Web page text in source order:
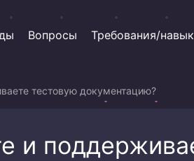
Вопросы Требования/
тестовую документацию?
и